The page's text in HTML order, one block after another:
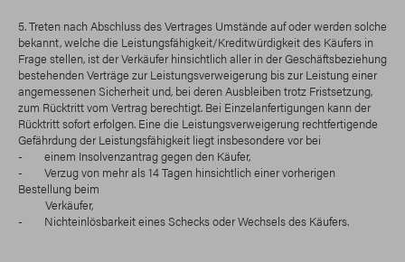
5. Treten nach Abschluss des Vertrages Umstände auf oder werden solche
bekannt, welche die Leistungsfähigkeit/Kreditwürdigkeit des Käufers in
Frage stellen, ist der Verkäufer hinsichtlich aller in der Geschäftsbeziehung
bestehenden Verträge zur Leistungsverweigerung bis zur Leistung einer
angemessenen Sicherheit und, bei deren Ausbleiben trotz Fristsetzung,
zum Rücktritt vom Vertrag berechtigt. Bei Einzelanfertigungen kann der
Rücktritt sofort erfolgen. Eine die Leistungsverweigerung rechtfertigende
Gefährdung der Leistungsfähigkeit liegt insbesondere vor bei
- einem Insolvenzantrag gegen den Käufer,
- Verzug von mehr als 14 Tagen hinsichtlich einer vorherigen
Bestellung beim
Verkäufer,
- Nichteinlösbarkeit eines Schecks oder Wechsels des Käufers.